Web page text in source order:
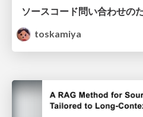
toskamiya